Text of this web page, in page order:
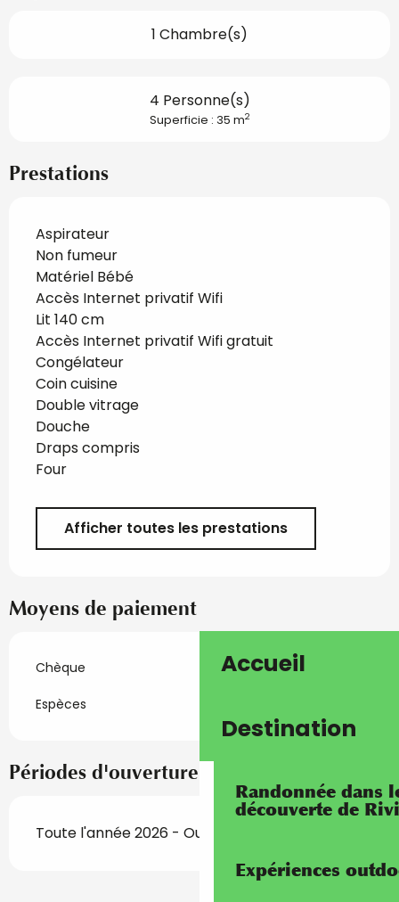
Accueil
Destination
Randonnée dans
découverte de
Expériences
1 Chambre(s)
4 Personne(s)
Superficie : 35 m2
Prestations
Aspirateur
Non fumeur
Matériel Bébé
Accès Internet privatif Wifi
Lit 140 cm
Accès Internet privatif Wifi gratuit
Congélateur
Coin cuisine
Double vitrage
Douche
Draps compris
Four
Afficher toutes les prestations
Moyens de paiement
Chèque
Espèces
Périodes d'ouverture
Toute l'année 2026 - Ouvert tous les jours